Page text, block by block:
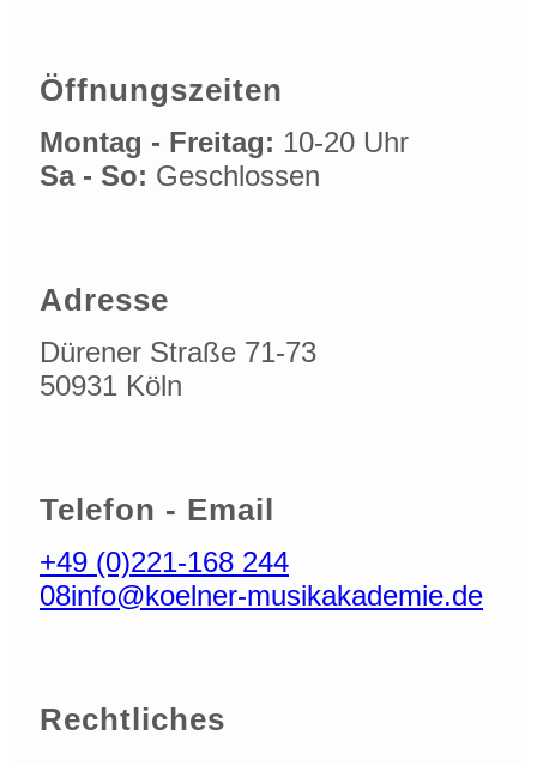
Öffnungszeiten
Montag - Freitag: 10-20 Uhr
Sa - So: Geschlossen
Adresse
Dürener Straße 71-73
50931 Köln
Telefon - Email
+49 (0)221-168 244
08info@koelner-musikakademie.de
Rechtliches